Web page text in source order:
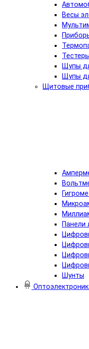
Весы
Щупы
Щупы
Щитовые
Панели
Шунты